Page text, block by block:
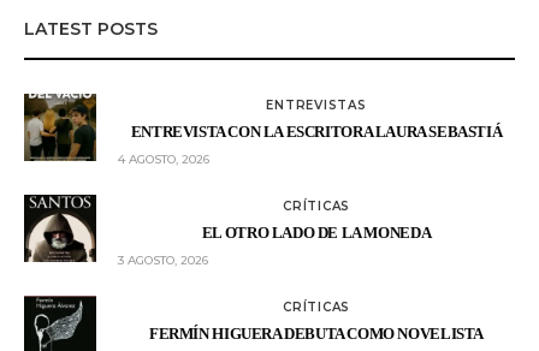
LATEST POSTS
ENTREVISTAS
ENTREVISTA CON LA ESCRITORA LAURA SEBASTIÁ
4 AGOSTO, 2026
CRÍTICAS
EL OTRO LADO DE LA MONEDA
3 AGOSTO, 2026
CRÍTICAS
FERMÍN HIGUERA DEBUTA COMO NOVELISTA